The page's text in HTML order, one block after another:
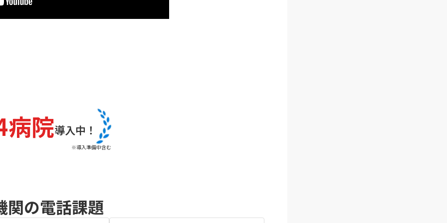
院導入中！
※導入準備中含む
関の電話課題